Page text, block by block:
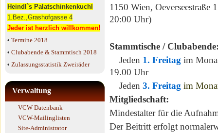
Heindl`s Palatschinkenkuchl
1.Bez.,Grashofgasse 4
Jeder ist herzlich willkommen!
• Termine 2018
• Clubabende & Stammtisch 2018
• Zulassungsstatistik Zweiräder
Verwaltung
VCW-Datenbank
VCW-Mailinglisten
Site-Administrator
1150 Wien, Oeverseestraße
20:00 Uhr)
Stammtische /
Jeden 1. Freitagim
19.00 Uhr
Jeden 3. Freitag im
Mitgliedschaft:
Mindestalter für die
Der Beitritt erfolgt